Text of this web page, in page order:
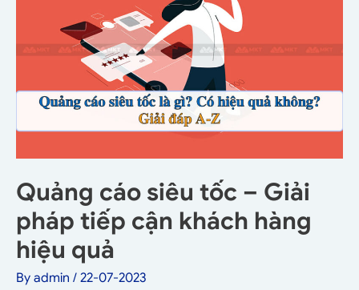
Quảng cáo siêu tốc – Giải
pháp tiếp cận khách hàng
hiệu quả
By admin / 22-07-2023